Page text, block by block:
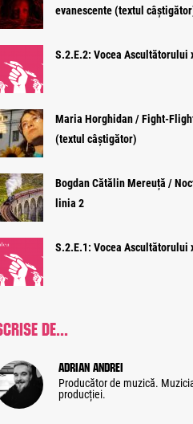
evanescente (textul
S.2.E.2: Vocea Ascultătorului
Maria Horghidan / Fight-
(textul câștigător)
Bogdan Cătălin Mereuță /
linia 2
S.2.E.1: Vocea Ascultătorului
DE...
Adrian Andrei
Producător de muzică.
producției.